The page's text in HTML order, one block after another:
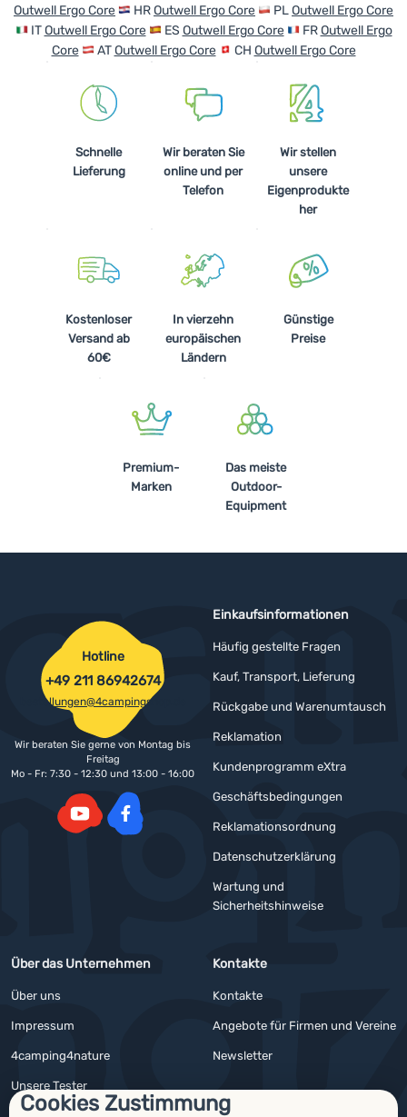
Cookies Zustimmung
Outwell Ergo Core
HROutwell Ergo Core PLOutwell Ergo Core
ITOutwell Ergo Core ES Outwell Ergo Core FROutwell Ergo
Core
ATOutwell Ergo Core CH Outwell Ergo Core
Schnelle
Lieferung
Wir beraten Sie
online und per
Telefon
Wir stellen
unsere
Eigenprodukte
her
Kostenloser
Versand ab
60€
In vierzehn
europäischen
Ländern
Günstige
Preise
Premium-
Marken
Das meiste
Outdoor-
Equipment
Einkaufsinformationen
Häufig gestellte Fragen
Kauf, Transport, Lieferung
Rückgabe und Warenumtausch
Reklamation
Kundenprogramm eXtra
Geschäftsbedingungen
Reklamationsordnung
Datenschutzerklärung
Wartung und
Sicherheitshinweise
Über das Unternehmen
Über uns
Impressum
4camping4nature
Unsere Tester
Kontakte
Kontakte
Angebote für Firmen und Vereine
Newsletter
Hotline
+49 211 86942674
bestellungen@4campingshop.de
Wir beraten Sie gerne von Montag bis
Freitag
Mo - Fr: 7:30 - 12:30 und 13:00 - 16:00